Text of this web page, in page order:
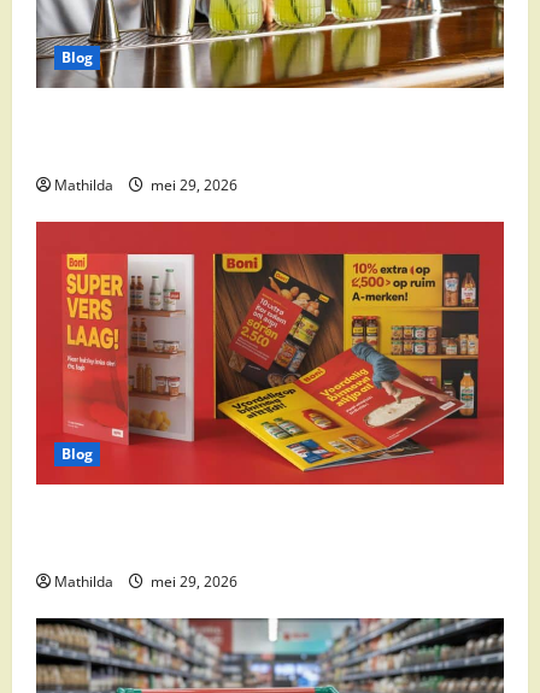
Blog
Mathilda mei 29, 2026
Blog
Mathilda mei 29, 2026